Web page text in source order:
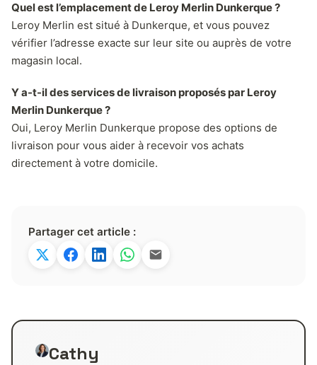
Quel est l’emplacement de Leroy Merlin Dunkerque ?
Leroy Merlin est situé à Dunkerque, et vous pouvez
vérifier l’adresse exacte sur leur site ou auprès de votre
magasin local.
Y a-t-il des services de livraison proposés par Leroy
Merlin Dunkerque ?
Oui, Leroy Merlin Dunkerque propose des options de
livraison pour vous aider à recevoir vos achats
directement à votre domicile.
Partager cet article :
Cathy